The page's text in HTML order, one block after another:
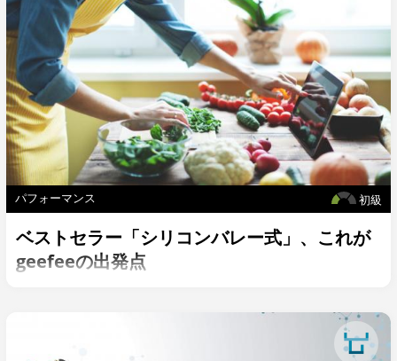
初級
パフォーマンス
ベストセラー「シリコンバレー式」、これが
geefeeの出発点